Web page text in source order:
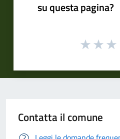
su questa pagina?
Contatta il comune